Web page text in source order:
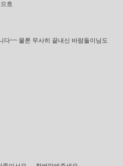
흐
다~~ 물론 무사히 끝내신 바람돌이님도